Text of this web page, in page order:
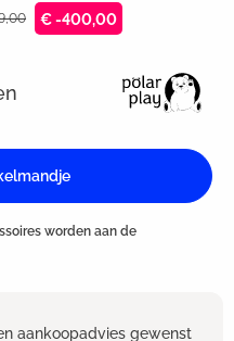
€ -400,00
worden aan de
aankoopadvies gewenst